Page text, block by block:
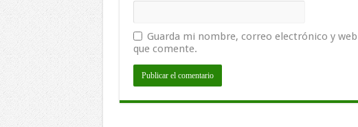
Guarda mi nombre, correo electrónico y
que comente.